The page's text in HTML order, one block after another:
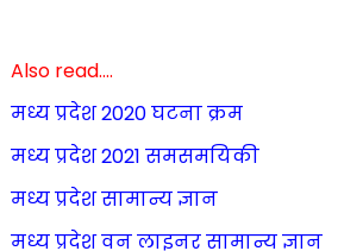
Also read....
मध्य प्रदेश 2020 घटना क्रम
मध्य प्रदेश 2021 समसमयिकी
मध्य प्रदेश सामान्य ज्ञान
मध्य प्रदेश वन लाइनर सामान्य ज्ञान